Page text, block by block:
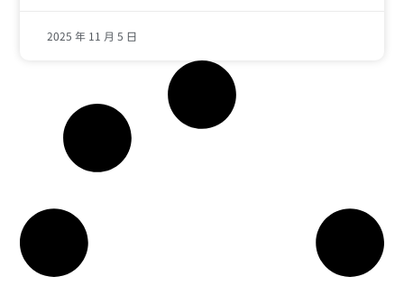
2025 年 11 月 5 日